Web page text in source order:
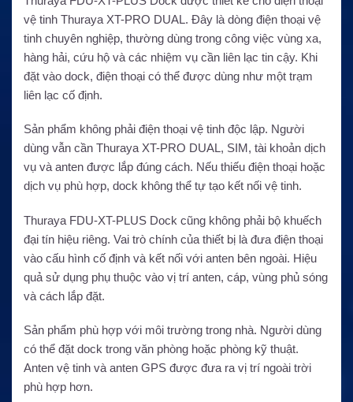
vệ tinh Thuraya XT-PRO DUAL. Đây là dòng điện thoại vệ
tinh chuyên nghiệp, thường dùng trong công việc vùng xa,
hàng hải, cứu hộ và các nhiệm vụ cần liên lạc tin cậy. Khi
đặt vào dock, điện thoại có thể được dùng như một trạm
liên lạc cố định.
Sản phẩm không phải điện thoại vệ tinh độc lập. Người
dùng vẫn cần Thuraya XT-PRO DUAL, SIM, tài khoản dịch
vụ và anten được lắp đúng cách. Nếu thiếu điện thoại hoặc
dịch vụ phù hợp, dock không thể tự tạo kết nối vệ tinh.
Thuraya FDU-XT-PLUS Dock cũng không phải bộ khuếch
đại tín hiệu riêng. Vai trò chính của thiết bị là đưa điện thoại
vào cấu hình cố định và kết nối với anten bên ngoài. Hiệu
quả sử dụng phụ thuộc vào vị trí anten, cáp, vùng phủ sóng
và cách lắp đặt.
Sản phẩm phù hợp với môi trường trong nhà. Người dùng
có thể đặt dock trong văn phòng hoặc phòng kỹ thuật.
Anten vệ tinh và anten GPS được đưa ra vị trí ngoài trời
phù hợp hơn.